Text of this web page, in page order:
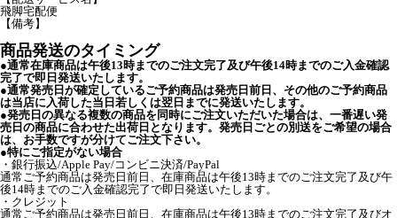
飛脚宅配便
【備考】
商品発送のタイミング
●通常在庫商品は午後13時までのご注文完了及び午後14時までのご入金確認
完了で即日発送いたします。
●通常発売日が確定しているご予約商品は発売日前日、その他のご予約商品
は当店に入荷した当日若しくは翌日までに発送いたします。
●発売日の異なる複数の商品を同時にご注文いただいた場合は、一番遅い発
売日の商品に合わせた出荷日となります。発売日ごとの別送をご希望の場合
は、お手数ですが分けてご注文下さい。
●特にご指定がない場合
・銀行振込/Apple Pay/コンビニ決済/PayPal
通常ご予約商品は発売日前日、在庫商品は午後13時までのご注文完了及び午
後14時までのご入金確認完了で即日発送いたします。
・クレジット
通常ご予約商品は発売日前日、在庫商品は午後13時までのご注文完了及びオ